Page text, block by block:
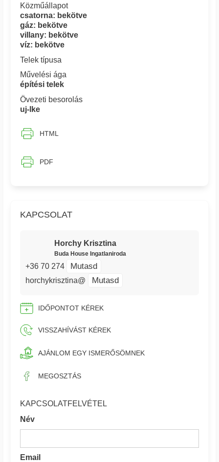
KAPCSOLAT
Horchy Krisztina
Buda House Ingatlaniroda
+36 70 274 Mutasd
horchykrisztina@ Mutasd
IDŐPONTOT KÉREK
VISSZAHÍVÁST KÉREK
AJÁNLOM EGY ISMERŐSÖMNEK
MEGOSZTÁS
KAPCSOLATFELVÉTEL
Név
Email
Közműállapot
csatorna: bekötve
gáz: bekötve
villany: bekötve
víz: bekötve
Telek típusa
Művelési ága
építési telek
Övezeti besorolás
uj-lke
HTML
PDF